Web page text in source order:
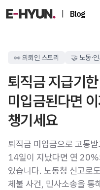
Blog
👀 의뢰인 스토리 🤝 노동·
퇴직금 지급기
미입금된다면
챙기세요
퇴직금 미입금으로 고통
14일이 지났다면 연
있습니다. 노동청 신고로
체불 사건, 민사소송을 통